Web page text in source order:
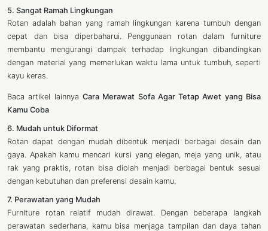
5. Sangat Ramah Lingkungan
Rotan adalah bahan yang ramah lingkungan karena tumbuh dengan
cepat dan bisa diperbaharui. Penggunaan rotan dalam furniture
membantu mengurangi dampak terhadap lingkungan dibandingkan
dengan material yang memerlukan waktu lama untuk tumbuh, seperti
kayu keras.
Baca artikel lainnya Cara Merawat Sofa Agar Tetap Awet yang Bisa
Kamu Coba
6. Mudah untuk Diformat
Rotan dapat dengan mudah dibentuk menjadi berbagai desain dan
gaya. Apakah kamu mencari kursi yang elegan, meja yang unik, atau
rak yang praktis, rotan bisa diolah menjadi berbagai bentuk sesuai
dengan kebutuhan dan preferensi desain kamu.
7. Perawatan yang Mudah
Furniture rotan relatif mudah dirawat. Dengan beberapa langkah
perawatan sederhana, kamu bisa menjaga tampilan dan daya tahan